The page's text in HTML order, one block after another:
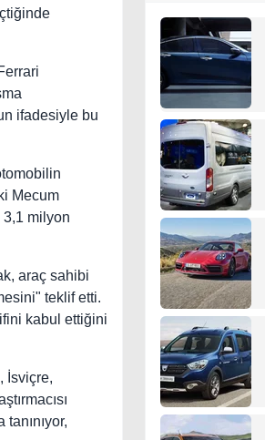
ifadesiyle bu
Mecum
3,1 milyon
araç sahibi
teklif etti.
kabul ettiğini
İsviçre,